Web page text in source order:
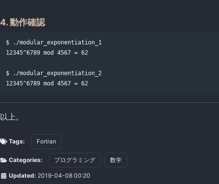
4. 動作確認
$ ./modular_exponentiation_1
12345^6789 mod 4567 = 62
$ ./modular_exponentiation_2
以上。
Tags: Fortran
Categories: プログラミング 数学
Updated: 2019-04-08 00:20